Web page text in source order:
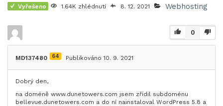
Vyřešeno 1.64K zhlédnutí 8. 12. 2021 Webhosting
0
MD137480 64 Publikováno 10. 9. 2021
Dobrý den,
na doméně www.dunetowers.com jsem zřídil subdoménu
bellevue.dunetowers.com a do ní nainstaloval WordPress 5.8 a